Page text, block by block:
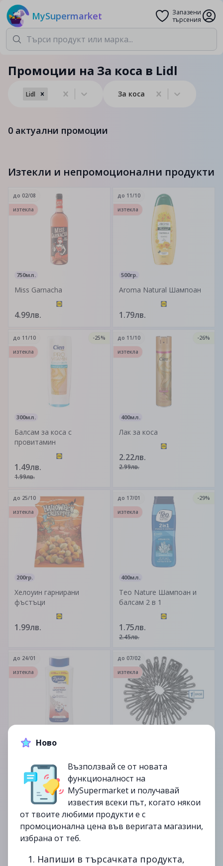
MySupermarket
Запазени
търсения
Промоции на За коса в Lidl
Lidl За коса
0 актуални промоции
Изтекли и непромоционални продукти
750мл.
Miss Garnacha
4.99лв.
до 02/08
изтекла
500гр.
Aroma Natural Шaмпоан
1.79лв.
до 11/10
изтекла
300мл.
Балсам за коса с
провитамин
1.49лв.
1.99лв.
до 11/10
-25%
изтекла
400мл.
Лак за коса
2.22лв.
2.99лв.
до 11/10
-26%
изтекла
200гр.
Хелоуин гарнирани
фъстъци
1.99лв.
до 25/10
изтекла
400мл.
Teo Nature Шампоан и
балсам 2 в 1
1.75лв.
2.45лв.
до 17/01
-29%
изтекла
600мл.
5.99лв.
до 24/01
изтекла
1.99лв.
до 07/02
изтекла
07/02
изтекла
до07/02
изтекла
Ново
Възползвай се от новата
функционалност на
MySupermarket и получавай
известия всеки път, когато някои
от твоите любими продукти е с
промоционална цена във веригата магазини,
избрана от теб.
1. Напиши в търсачката продукта,